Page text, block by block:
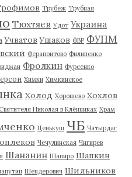
Трубеж Трубная
Тюхтяев Удот Украина
Учватов Ушаков ФВР ФУПМ
Ферапонтово Филипенко
Фролкин Фурсенко
Химки Химкинское
Холод Хорошево Хохлов
Николая в Клённиках Храм
Ценькуш ЧБ Чатырдаг
Чечулинская Чигирев
Шананин Шапиро Шапкин
Шендерович Шильников